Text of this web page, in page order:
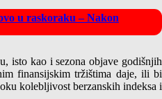
u raskoraku – Nakon
isto kao i sezona objave godišnjih
finansijskim tržištima daje, ili bi
kolebljivost berzanskih indeksa i